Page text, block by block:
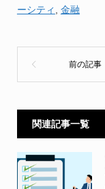
ーシティ
金融
関連記事一覧